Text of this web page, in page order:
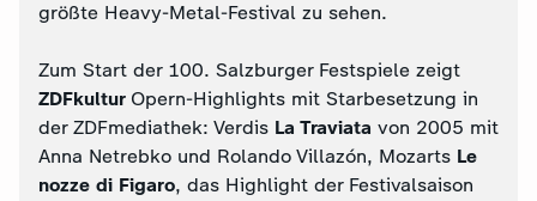
größte Heavy-Metal-Festival zu sehen.
Zum Start der 100. Salzburger Festspiele zeigt
ZDFkultur Opern-Highlights mit Starbesetzung in
der ZDFmediathek: Verdis La Traviata von 2005 mit
Anna Netrebko und Rolando Villazón, Mozarts Le
nozze di Figaro, das Highlight der Festivalsaison